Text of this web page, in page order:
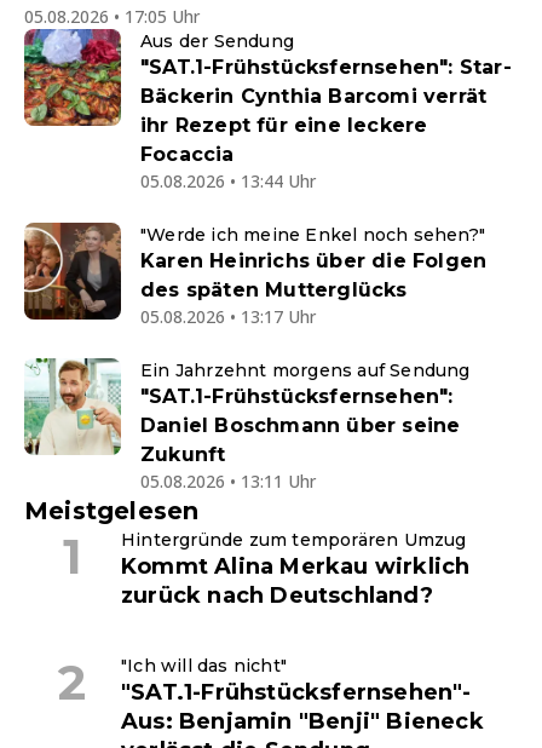
05.08.2026 • 17:05 Uhr
Aus der Sendung
"SAT.1-Frühstücksfernsehen": Star-
Bäckerin Cynthia Barcomi verrät
ihr Rezept für eine leckere
Focaccia
05.08.2026 • 13:44 Uhr
"Werde ich meine Enkel noch sehen?"
Karen Heinrichs über die Folgen
des späten Mutterglücks
05.08.2026 • 13:17 Uhr
Ein Jahrzehnt morgens auf Sendung
"SAT.1-Frühstücksfernsehen":
Daniel Boschmann über seine
Zukunft
05.08.2026 • 13:11 Uhr
Meistgelesen
Hintergründe zum temporären Umzug
Kommt Alina Merkau wirklich
zurück nach Deutschland?
"Ich will das nicht"
"SAT.1-Frühstücksfernsehen"-
Aus: Benjamin "Benji" Bieneck